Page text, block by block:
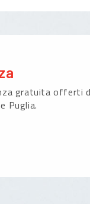
gratuita offerti
Puglia.